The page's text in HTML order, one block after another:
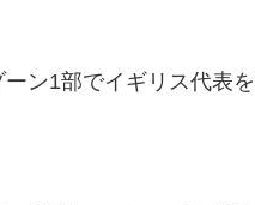
ン1部でイギリス代表を